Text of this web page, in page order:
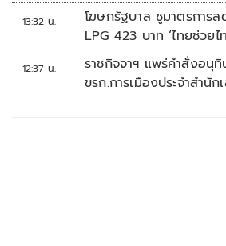
13:32 น.
โฆษกรัฐบาล ชูมาตรการ
LPG 423 บาท ‘ไทยช่วย
แสนล้าน
12:37 น.
ราชกิจจาฯ แพร่คำสั่งอนุ
ขรก.การเมืองประจำสำนัก